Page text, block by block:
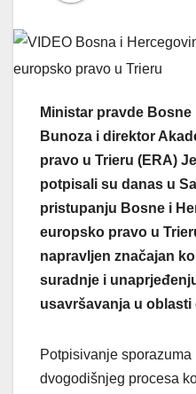
Ministar pravde
Bunoza i direktor
pravo u Trieru (ERA)
potpisali su danas u
pristupanju Bosne i
europsko pravo u
napravljen značajan
suradnje i
usavršavanja u
Potpisivanje
dvogodišnjeg procesa